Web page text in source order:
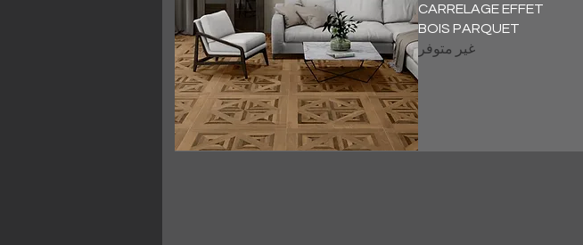
CARRELAGE EFFET
BOIS PARQUET
غير متوفر